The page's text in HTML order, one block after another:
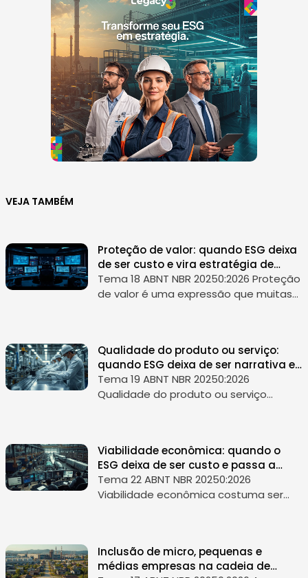
VEJA TAMBÉM
Proteção de valor: quando ESG deixa
de ser custo e vira estratégia de
preservação do negócio
Tema 18 ABNT NBR 20250:2026 Proteção
de valor é uma expressão que muitas
Qualidade do produto ou serviço:
quando ESG deixa de ser narrativa e
passa a ser confiança
Tema 19 ABNT NBR 20250:2026
Qualidade do produto ou serviço
contexto do ESG, ela é muit...
Viabilidade econômica: quando o
ESG deixa de ser custo e passa a
sustentar o negócio
Tema 22 ABNT NBR 20250:2026
Viabilidade econômica costuma ser
contexto do ESG,...
Inclusão de micro, pequenas e
médias empresas na cadeia de